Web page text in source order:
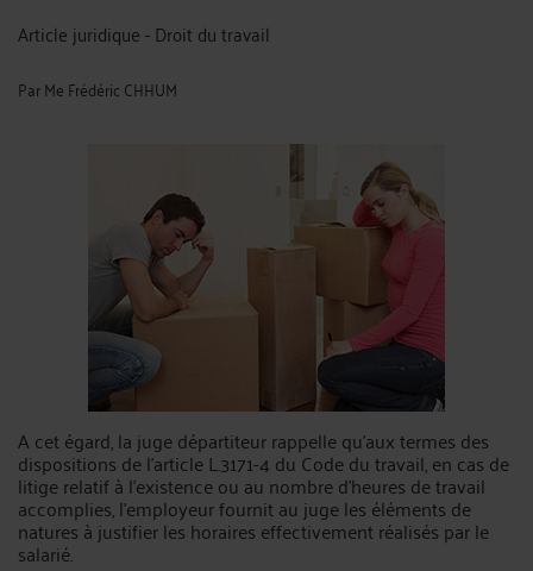
Article juridique - Droit du travail
ParMe Frédéric CHHUM
A cet égard, la juge départiteur rappelle qu’aux termes des
dispositions de l’article L.3171-4 du Code du travail, en cas de
litige relatif à l’existence ou au nombre d’heures de travail
accomplies, l’employeur fournit au juge les éléments de
natures à justifier les horaires effectivement réalisés par le
salarié.